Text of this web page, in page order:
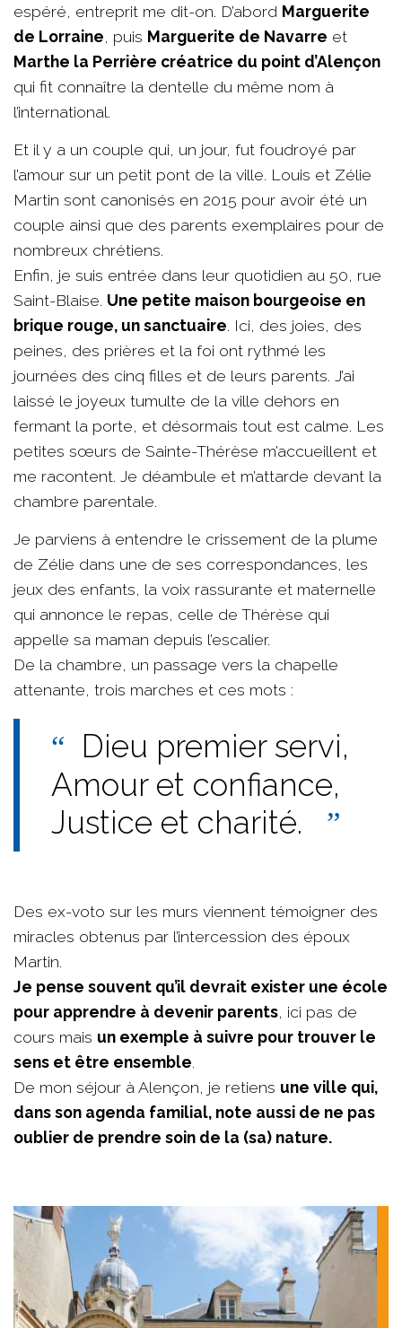
espéré, entreprit me dit-on. D’abord Marguerite
de Lorraine, puis Marguerite de Navarre et
Marthe la Perrière créatrice du point d’Alençon
qui fit connaître la dentelle du même nom à
l’international.
Et il y a un couple qui, un jour, fut foudroyé par
l’amour sur un petit pont de la ville. Louis et Zélie
Martin sont canonisés en 2015 pour avoir été un
couple ainsi que des parents exemplaires pour de
nombreux chrétiens.
Enfin, je suis entrée dans leur quotidien au 50, rue
Saint-Blaise. Une petite maison bourgeoise en
brique rouge, un sanctuaire. Ici, des joies, des
peines, des prières et la foi ont rythmé les
journées des cinq filles et de leurs parents. J’ai
laissé le joyeux tumulte de la ville dehors en
fermant la porte, et désormais tout est calme. Les
petites sœurs de Sainte-Thérèse m’accueillent et
me racontent. Je déambule et m’attarde devant la
chambre parentale.
Je parviens à entendre le crissement de la plume
de Zélie dans une de ses correspondances, les
jeux des enfants, la voix rassurante et maternelle
qui annonce le repas, celle de Thérèse qui
appelle sa maman depuis l’escalier.
De la chambre, un passage vers la chapelle
attenante, trois marches et ces mots :
Dieu premier servi,
Amour et confiance,
Justice et charité.
Des ex-voto sur les murs viennent témoigner des
miracles obtenus par l’intercession des époux
Martin.
Je pense souvent qu’il devrait exister une école
pour apprendre à devenir parents, ici pas de
cours mais un exemple à suivre pour trouver le
sens et être ensemble.
De mon séjour à Alençon, je retiens une ville qui,
dans son agenda familial, note aussi de ne pas
oublier de prendre soin de la (sa) nature.